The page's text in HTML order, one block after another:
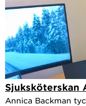
Sjuksköterskan
Annica Backman